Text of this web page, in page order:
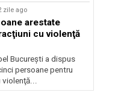
zile ago
arestate
cu violenţă
Bucureşti a dispus
persoane pentru
violenţă...